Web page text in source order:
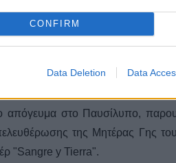
CONFIRM
Data Deletion Data
τα χέρια από τα
4ήμερο Αλληλεγγύης
απόγευμα στο Παυσίλυπο,
της Μητέρας Γης
"Sangre y Tierra".